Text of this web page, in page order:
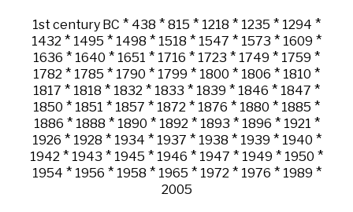
1st century BC * 438 * 815 * 1218 * 1235 * 1294 *
1432 * 1495 * 1498 * 1518 * 1547 * 1573 * 1609 *
1636 * 1640 * 1651 * 1716 * 1723 * 1749 * 1759 *
1782 * 1785 * 1790 * 1799 * 1800 * 1806 * 1810 *
1817 * 1818 * 1832 * 1833 * 1839 * 1846 * 1847 *
1850 * 1851 * 1857 * 1872 * 1876 * 1880 * 1885 *
1886 * 1888 * 1890 * 1892 * 1893 * 1896 * 1921 *
1926 * 1928 * 1934 * 1937 * 1938 * 1939 * 1940 *
1942 * 1943 * 1945 * 1946 * 1947 * 1949 * 1950 *
1954 * 1956 * 1958 * 1965 * 1972 * 1976 * 1989 *
2005